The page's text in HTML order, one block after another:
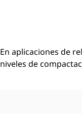
En aplicaciones de
niveles de